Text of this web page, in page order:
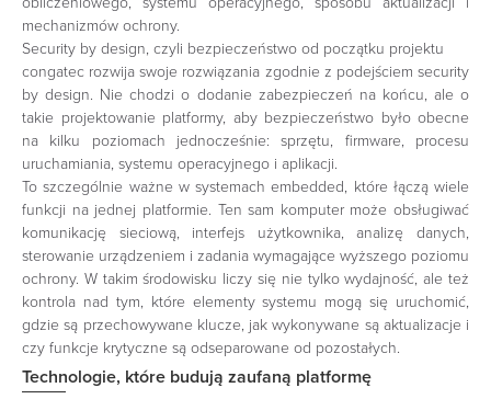
mechanizmów ochrony.
Security by design, czyli bezpieczeństwo od początku projektu
congatec rozwija swoje rozwiązania zgodnie z podejściem security
by design. Nie chodzi o dodanie zabezpieczeń na końcu, ale o
takie projektowanie platformy, aby bezpieczeństwo było obecne
na kilku poziomach jednocześnie: sprzętu, firmware, procesu
uruchamiania, systemu operacyjnego i aplikacji.
To szczególnie ważne w systemach embedded, które łączą wiele
funkcji na jednej platformie. Ten sam komputer może obsługiwać
komunikację sieciową, interfejs użytkownika, analizę danych,
sterowanie urządzeniem i zadania wymagające wyższego poziomu
ochrony. W takim środowisku liczy się nie tylko wydajność, ale też
kontrola nad tym, które elementy systemu mogą się uruchomić,
gdzie są przechowywane klucze, jak wykonywane są aktualizacje i
czy funkcje krytyczne są odseparowane od pozostałych.
Technologie, które budują zaufaną platformę